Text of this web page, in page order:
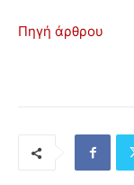
Πηγή άρθρου